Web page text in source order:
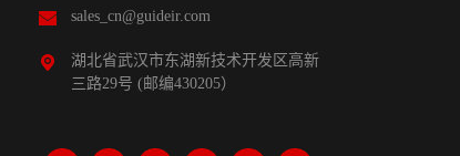
sales_cn@guideir.com
湖北省武汉市东湖新技术开发区高新
三路29号 (邮编430205）